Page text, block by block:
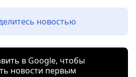
новостью
в Google, чтобы
новости первым